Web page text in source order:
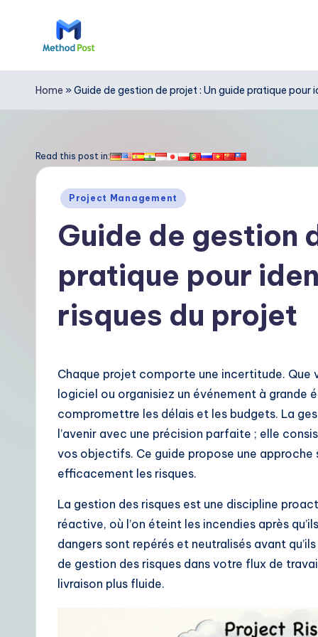
M
e
h
Home » Guide de gestion de projet : Un guide pratique
Read this post in:
Posted
Project Management
Guide de gestion
pratique pour
risques du projet
Chaque projet comporte une incertitude. Que
logiciel ou organisiez un événement à grande
compromettre les délais et les budgets. La
l’avenir avec une précision parfaite ; elle
vos objectifs. Ce guide propose une
efficacement les risques.
La gestion des risques est une discipline
réactive, où l’on éteint les incendies après
dangers sont repérés et neutralisés avant
de gestion des risques dans votre flux de
livraison plus fluide.